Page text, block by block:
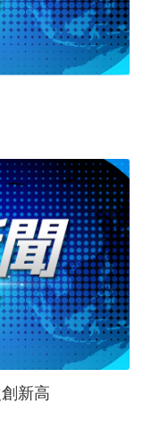
四次創新高